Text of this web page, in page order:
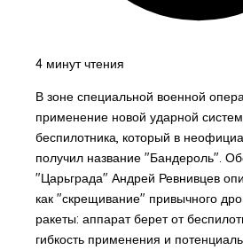
4 минут чтения
В зоне специальной военной
применение новой ударной
беспилотника, который в
получил название "Бандероль".
"Царьграда" Андрей Ревнивцев
как "скрещивание" привычного
ракеты: аппарат берет от
гибкость применения и